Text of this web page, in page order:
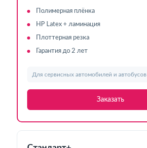
Полимерная плёнка
HP Latex + ламинация
Плоттерная резка
Гарантия до 2 лет
Для сервисных автомобилей и автобусов
Заказать